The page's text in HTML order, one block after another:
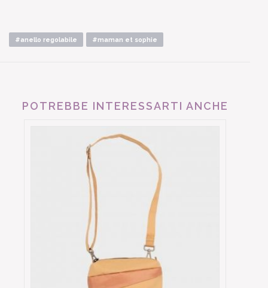
#anello regolabile #maman et sophie
POTREBBE INTERESSARTI ANCHE